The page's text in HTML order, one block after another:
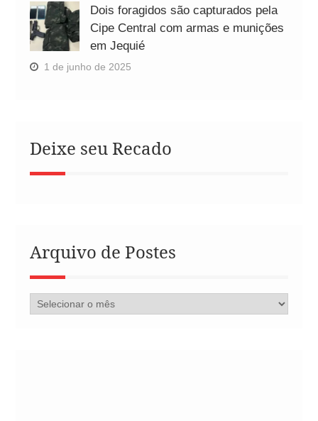
Dois foragidos são capturados pela
Cipe Central com armas e munições
em Jequié
1 de junho de 2025
Deixe seu Recado
Arquivo de Postes
Arquivo
de